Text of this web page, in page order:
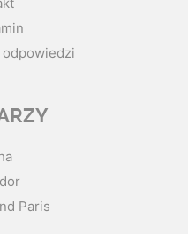
odpowiedzi
Paris